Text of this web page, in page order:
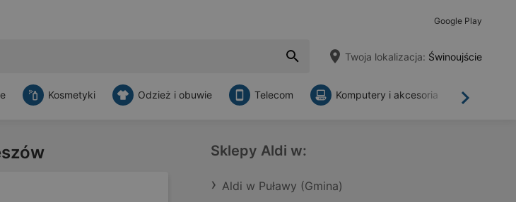
Google Play
Twoja lokalizacja: Świnoujście
Dalej
Kosmetyki Odzież i obuwie Telecom Komputery i akcesoria
Sklepy Aldi w:
Aldi w Puławy (Gmina)